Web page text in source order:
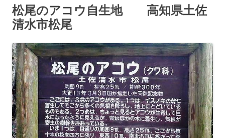
松尾のアコウ自生地 高知県土佐
清水市松尾